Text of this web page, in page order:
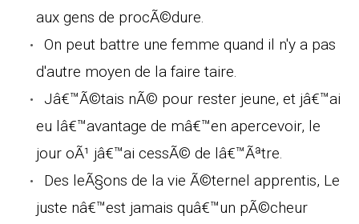
aux gens de procÃ©dure.
On peut battre une femme quand il n'y a pas
d'autre moyen de la faire taire.
Jâ€™Ã©tais nÃ© pour rester jeune, et jâ€™ai
eu lâ€™avantage de mâ€™en apercevoir, le
jour oÃ¹ jâ€™ai cessÃ© de lâ€™Ãªtre.
Des leÃ§ons de la vie Ã©ternel apprentis, Le
juste nâ€™est jamais quâ€™un pÃ©cheur